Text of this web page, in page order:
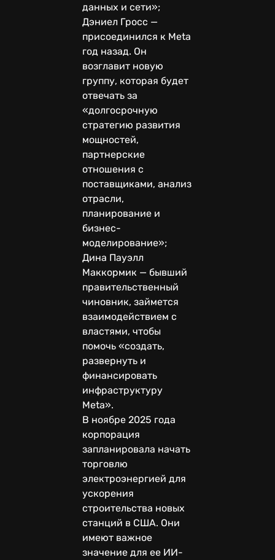
данных и сети»;
Дэниел Гросс —
присоединился к Meta
год назад. Он
возглавит новую
группу, которая будет
отвечать за
«долгосрочную
стратегию развития
мощностей,
партнерские
отношения с
поставщиками, анализ
отрасли,
планирование и
бизнес-
моделирование»;
Дина Пауэлл
Маккормик — бывший
правительственный
чиновник, займется
взаимодействием с
властями, чтобы
помочь «создать,
развернуть и
финансировать
инфраструктуру
Meta».
В ноябре 2025 года
корпорация
запланировала начать
торговлю
электроэнергией для
ускорения
строительства новых
станций в США. Они
имеют важное
значение для ее ИИ-